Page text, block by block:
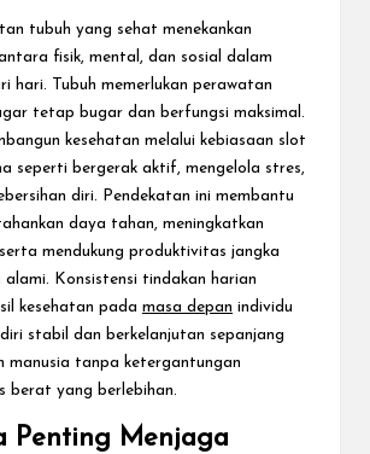
tubuh yang sehat menekankan
fisik, mental, dan sosial dalam
hari. Tubuh memerlukan perawatan
tetap bugar dan berfungsi maksimal.
kesehatan melalui kebiasaan slot
seperti bergerak aktif, mengelola stres,
diri. Pendekatan ini membantu
daya tahan, meningkatkan
mendukung produktivitas jangka
alami. Konsistensi tindakan harian
kesehatan pada masa depan individu
stabil dan berkelanjutan sepanjang
manusia tanpa ketergantungan
berat yang berlebihan.
Penting Menjaga